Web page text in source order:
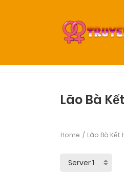
Lão Bà
Home Lão Bà Kết